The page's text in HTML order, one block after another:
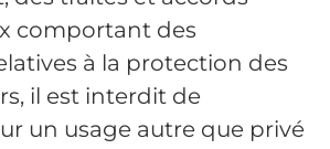
comportant des
à la protection des
il est interdit de
un usage autre que privé